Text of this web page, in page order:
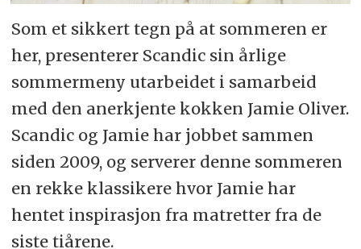
Som et sikkert tegn på at sommeren er
her, presenterer Scandic sin årlige
sommermeny utarbeidet i samarbeid
med den anerkjente kokken Jamie Oliver.
Scandic og Jamie har jobbet sammen
siden 2009, og serverer denne sommeren
en rekke klassikere hvor Jamie har
hentet inspirasjon fra matretter fra de
siste tiårene.